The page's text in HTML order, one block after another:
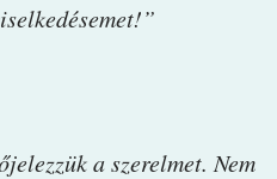
a szerelmet. Nem